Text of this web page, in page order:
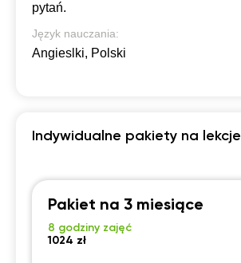
pytań.
Język nauczania:
Angieslki, Polski
Indywidualne pakiety na lekcje
Pakiet na 3 miesiące
8 godziny zajęć
1024 zł